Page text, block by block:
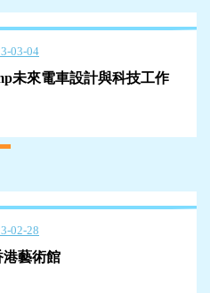
03-04
未來電車設計與科技工作
02-28
港藝術館